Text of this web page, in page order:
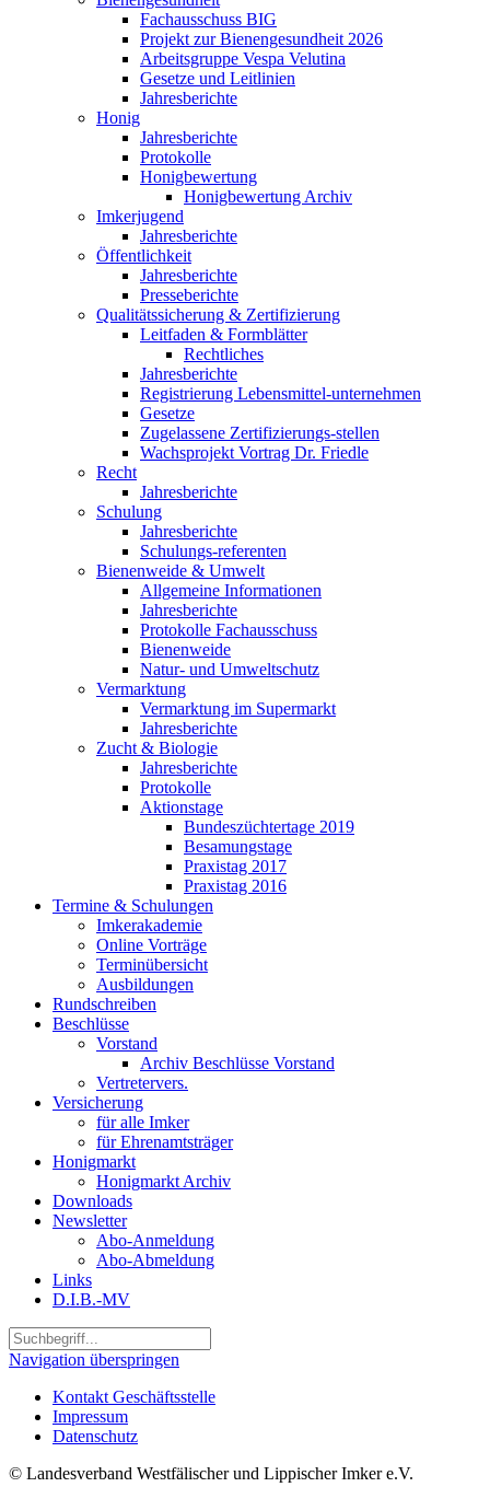
Fachausschuss BIG
Projekt zur Bienengesundheit 2026
Arbeitsgruppe Vespa Velutina
Gesetze und Leitlinien
Jahresberichte
Honig
Jahresberichte
Protokolle
Honigbewertung
Honigbewertung Archiv
Imkerjugend
Jahresberichte
Öffentlichkeit
Jahresberichte
Presseberichte
Qualitätssicherung & Zertifizierung
Leitfaden & Formblätter
Rechtliches
Jahresberichte
Registrierung Lebensmittel-unternehmen
Gesetze
Zugelassene Zertifizierungs-stellen
Wachsprojekt Vortrag Dr. Friedle
Recht
Jahresberichte
Schulung
Jahresberichte
Schulungs-referenten
Bienenweide & Umwelt
Allgemeine Informationen
Jahresberichte
Protokolle Fachausschuss
Bienenweide
Natur- und Umweltschutz
Vermarktung
Vermarktung im Supermarkt
Jahresberichte
Zucht & Biologie
Jahresberichte
Protokolle
Aktionstage
Bundeszüchtertage 2019
Besamungstage
Praxistag 2017
Praxistag 2016
Termine & Schulungen
Imkerakademie
Online Vorträge
Terminübersicht
Ausbildungen
Rundschreiben
Beschlüsse
Vorstand
Archiv Beschlüsse Vorstand
Vertretervers.
Versicherung
für alle Imker
für Ehrenamtsträger
Honigmarkt
Honigmarkt Archiv
Downloads
Newsletter
Abo-Anmeldung
Abo-Abmeldung
Links
D.I.B.-MV
Navigation überspringen
Kontakt Geschäftsstelle
Impressum
Datenschutz
© Landesverband Westfälischer und Lippischer Imker e.V.